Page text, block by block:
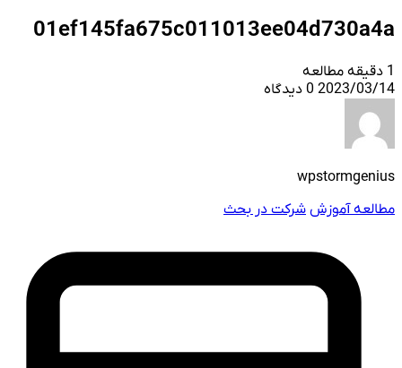
01ef145fa675c011013ee04d730a4a
2023/03/14 0 دیدگاه
wpstormgenius
مطالعه آموزش شرکت در بحث